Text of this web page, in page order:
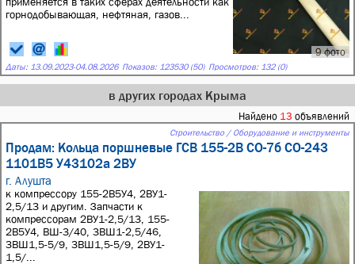
9 фото
горнодобывающая, нефтяная, газов...
Даты: 13.09.2023-04.08.2026 Показов: 123530 (50) Просмотров: 132 (0)
в других городах Крыма
Найдено 13 объявлений
Строительство / Оборудование и инструменты
Продам: Кольца поршневые ГСВ 155-2В СО-7б СО-243
1101В5 У43102а 2ВУ
г. Алушта
к компрессору 155-2В5У4, 2ВУ1-
2,5/13 и другим. Запчасти к
компрессорам 2ВУ1-2,5/13, 155-
2В5У4, ВШ-3/40, 3ВШ1-2,5/46,
3ВШ1,5-5/9, 3ВШ1,5-5/9, 2ВУ1-
1,5/...